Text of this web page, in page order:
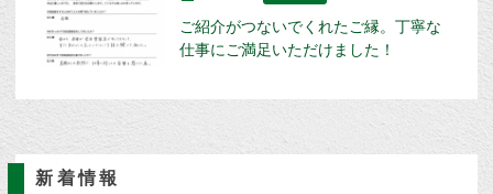
ご紹介がつないでくれたご縁。丁寧な
仕事にご満足いただけました！
新着情報